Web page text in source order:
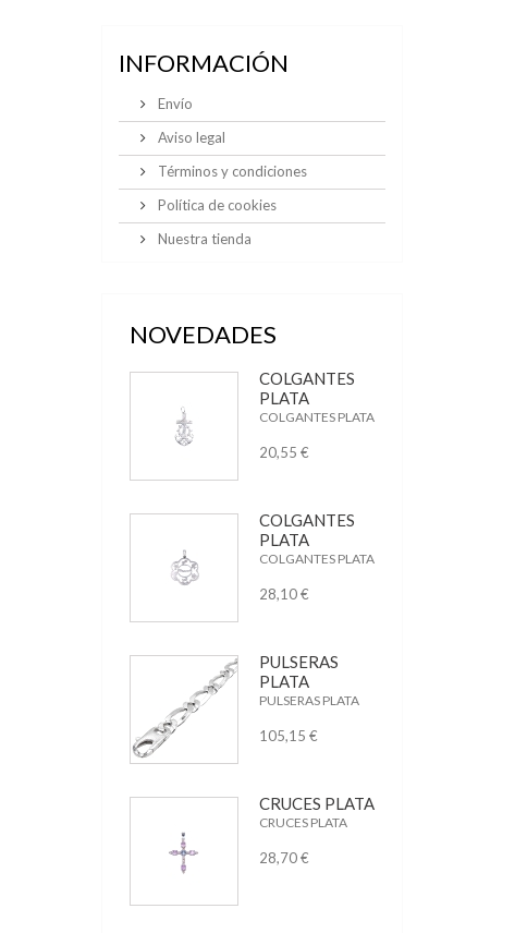
INFORMACIÓN
Envío
Aviso legal
Términos y condiciones
Política de cookies
Nuestra tienda
NOVEDADES
COLGANTES
PLATA
COLGANTES PLATA
20,55 €
COLGANTES
PLATA
COLGANTES PLATA
28,10 €
PULSERAS
PLATA
PULSERAS PLATA
105,15 €
CRUCES PLATA
CRUCES PLATA
28,70 €